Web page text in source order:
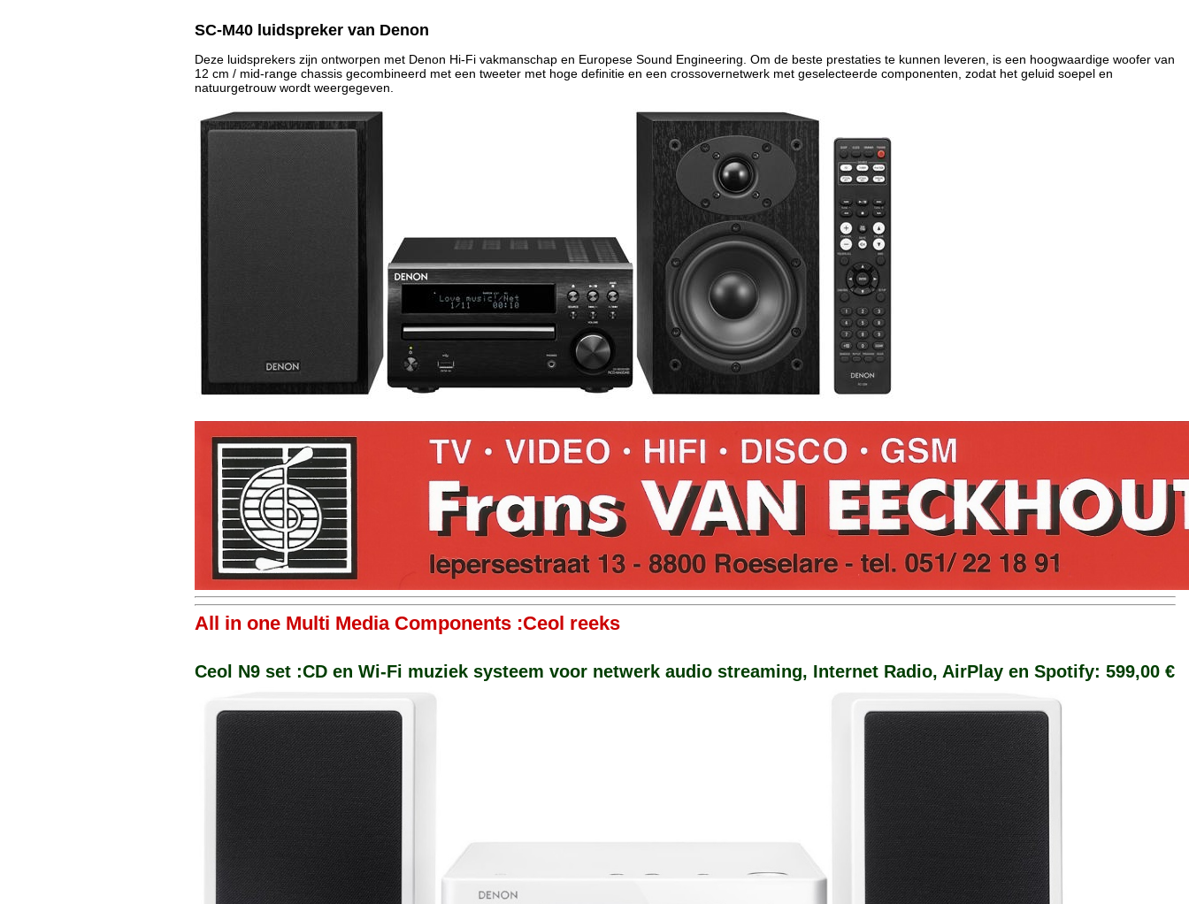
SC-M40 luidspreker van Denon
Deze luidsprekers zijn ontworpen met Denon Hi-Fi vakmanschap en Europese Sound Engineering. Om de beste prestaties te kunnen leveren, is een hoogwaardige woofer van
12 cm / mid-range chassis gecombineerd met een tweeter met hoge definitie en een crossovernetwerk met geselecteerde componenten, zodat het geluid soepel en
natuurgetrouw wordt weergegeven.
All in one Multi Media Components :Ceol reeks
Ceol N9 set :CD en Wi-Fi muziek systeem voor netwerk audio streaming, Internet Radio, AirPlay en Spotify: 599,00 €